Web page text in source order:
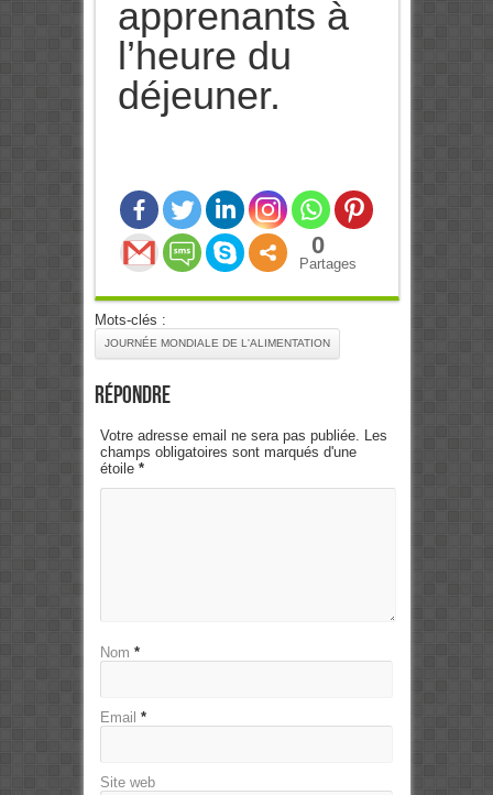
apprenants à
l’heure du
déjeuner.
0
Partages
Mots-clés :
JOURNÉE MONDIALE DE L'ALIMENTATION
Répondre
Votre adresse email ne sera pas publiée. Les
champs obligatoires sont marqués d'une
étoile *
Nom *
Email *
Site web